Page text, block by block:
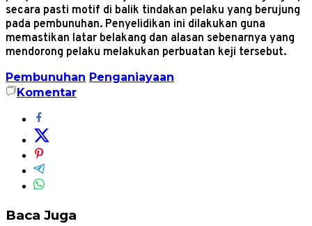
secara pasti motif di balik tindakan pelaku yang berujung
pada pembunuhan. Penyelidikan ini dilakukan guna
memastikan latar belakang dan alasan sebenarnya yang
mendorong pelaku melakukan perbuatan keji tersebut.
Pembunuhan Penganiayaan
Komentar
Baca Juga